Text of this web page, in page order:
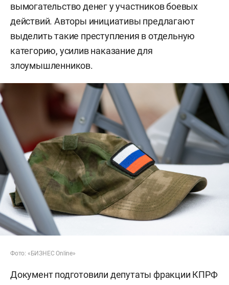
вымогательство денег у участников боевых
действий. Авторы инициативы предлагают
выделить такие преступления в отдельную
категорию, усилив наказание для
злоумышленников.
Фото: «БИЗНЕС Online»
Документ подготовили депутаты фракции КПРФ